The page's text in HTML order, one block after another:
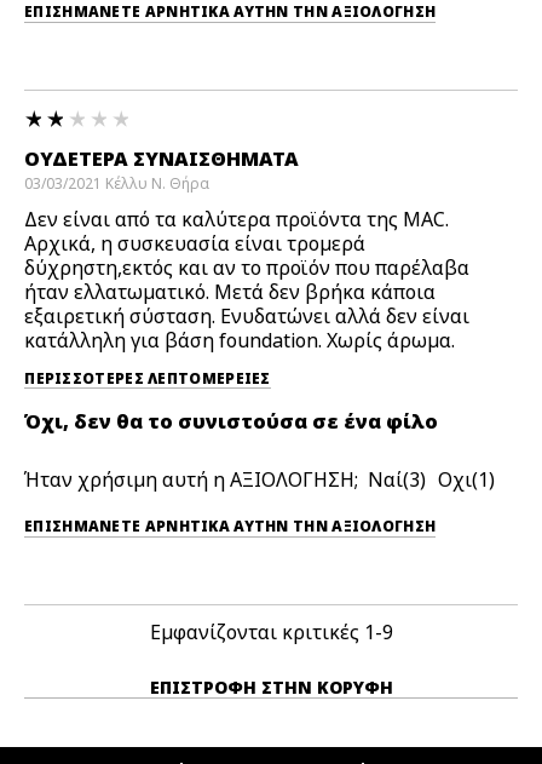
ΕΠΙΣΗΜΆΝΕΤΕ ΑΡΝΗΤΙΚΆ ΑΥΤΉΝ ΤΗΝ ΑΞΙΟΛΟΓΗΣΗ
ΟΥΔΕΤΕΡΑ ΣΥΝΑΙΣΘΗΜΑΤΑ
03/03/2021 Κέλλυ Ν. Θήρα
Δεν είναι από τα καλύτερα προϊόντα της MAC.
Αρχικά, η συσκευασία είναι τρομερά
δύχρηστη,εκτός και αν το προϊόν που παρέλαβα
ήταν ελλατωματικό. Μετά δεν βρήκα κάποια
εξαιρετική σύσταση. Ενυδατώνει αλλά δεν είναι
κατάλληλη για βάση foundation. Χωρίς άρωμα.
ΠΕΡΙΣΣΌΤΕΡΕΣ ΛΕΠΤΟΜΈΡΕΙΕΣ
Όχι, δεν θα το συνιστούσα σε ένα φίλο
Ήταν χρήσιμη αυτή η ΑΞΙΟΛΟΓΗΣΗ; 3 1
ΕΠΙΣΗΜΆΝΕΤΕ ΑΡΝΗΤΙΚΆ ΑΥΤΉΝ ΤΗΝ ΑΞΙΟΛΟΓΗΣΗ
Εμφανίζονται κριτικές 1-9
ΕΠΙΣΤΡΟΦΉ ΣΤΗΝ ΚΟΡΥΦΉ